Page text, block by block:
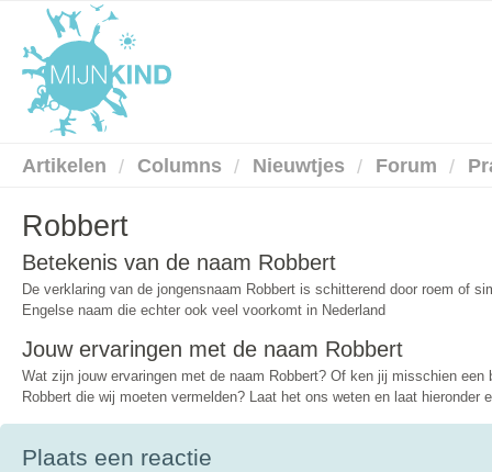
Artikelen Columns Nieuwtjes Forum
Robbert
Betekenis van de naam Robbert
De verklaring van de jongensnaam Robbert is schitterend door roem of
Engelse naam die echter ook veel voorkomt in Nederland
Jouw ervaringen met de naam Robbert
Wat zijn jouw ervaringen met de naam Robbert? Of ken jij misschien een
Robbert die wij moeten vermelden? Laat het ons weten en laat hieronder
Plaats een reactie